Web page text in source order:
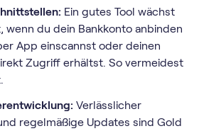
Ein gutes Tool wächst
wenn du dein Bankkonto anbinden
App einscannst oder deinen
Zugriff erhältst. So vermeidest
Verlässlicher
regelmäßige Updates sind Gold